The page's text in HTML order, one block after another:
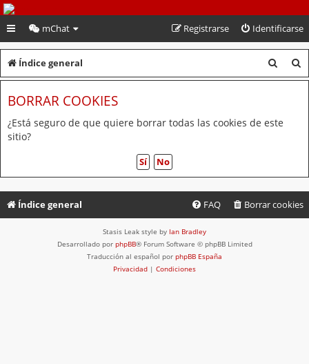
PeruVoley.com
mChat Identificarse
Registrarse
Índice general
u
u
c
BORRAR COOKIES
¿Está seguro de que quiere borrar todas las cookies de este
sitio?
Índice general Borrar cookies
FAQ
Stasis Leak style by Ian Bradley
Desarrollado por phpBB® Forum Software © phpBB Limited
Traducción al español por phpBB España
Privacidad | Condiciones